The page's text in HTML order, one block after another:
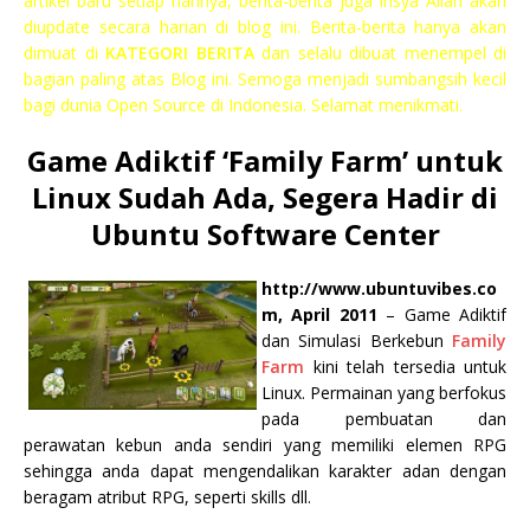
diupdate secara harian di blog ini. Berita-berita hanya akan
dimuat di KATEGORI BERITAdan selalu dibuat menempel di
bagian paling atas Blog ini. Semoga menjadi sumbangsih kecil
bagi dunia Open Source di Indonesia. Selamat menikmati.
Game Adiktif ‘Family Farm’ untuk
Linux Sudah Ada, Segera Hadir di
Ubuntu Software Center
http://www.ubuntuvibes.co
m, April 2011 – Game Adiktif
dan Simulasi Berkebun Family
Farm kini telah tersedia untuk
Linux. Permainan yang berfokus
pada pembuatan dan
perawatan kebun anda sendiri yang memiliki elemen RPG
sehingga anda dapat mengendalikan karakter adan dengan
beragam atribut RPG, seperti skills dll.